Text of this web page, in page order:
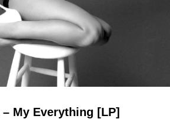
My Everything [LP]